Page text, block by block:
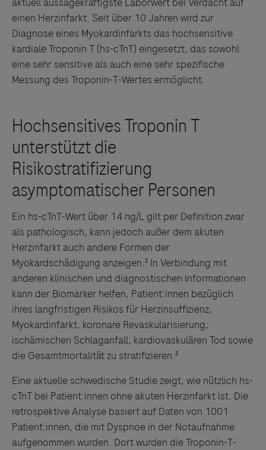
einen Herzinfarkt. Seit über 10 Jahren wird zur
Diagnose eines Myokardinfarkts das hochsensitive
kardiale Troponin T (hs-cTnT) eingesetzt, das sowohl
eine sehr sensitive als auch eine sehr spezifische
Messung des Troponin-T-Wertes ermöglicht.
Ein hs-cTnT-Wert über 14 ng/L gilt per Definition zwar
als pathologisch, kann jedoch außer dem akuten
Herzinfarkt auch andere Formen der
Myokardschädigung anzeigen.² In Verbindung mit
anderen klinischen und diagnostischen Informationen
kann der Biomarker helfen, Patient:innen bezüglich
ihres langfristigen Risikos für Herzinsuffizienz,
Myokardinfarkt, koronare Revaskularisierung,
ischämischen Schlaganfall, kardiovaskulären Tod sowie
die Gesamtmortalität zu stratifizieren.³
Eine aktuelle schwedische Studie zeigt, wie nützlich hs-
cTnT bei Patient:innen ohne akuten Herzinfarkt ist. Die
retrospektive Analyse basiert auf Daten von 1001
Patient:innen, die mit Dyspnoe in der Notaufnahme
aufgenommen wurden. Dort wurden die Troponin-T-